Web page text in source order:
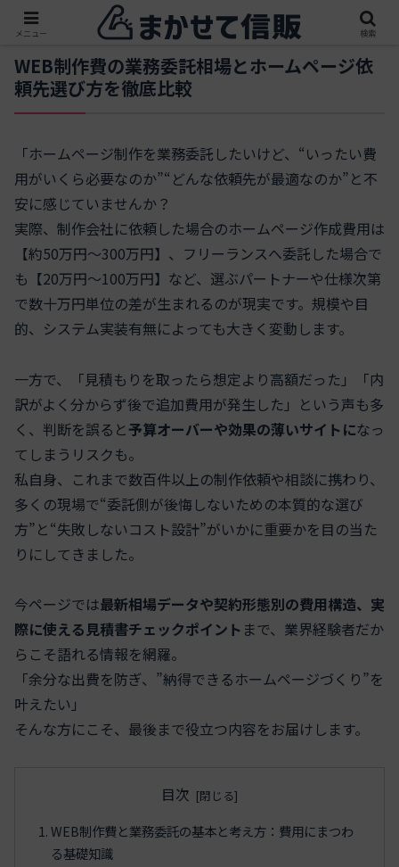
WEB制作費の業務委託相場とホームページ依
頼先選び方を徹底比較
「ホームページ制作を業務委託したいけど、“いったい費
用がいくら必要なのか”“どんな依頼先が最適なのか”と不
安に感じていませんか？
実際、制作会社に依頼した場合のホームページ作成費用は
【約50万円～300万円】、フリーランスへ委託した場合で
も【20万円～100万円】など、選ぶパートナーや仕様次第
で数十万円単位の差が生まれるのが現実です。規模や目
的、システム実装有無によっても大きく変動します。
一方で、「見積もりを取ったら想定より高額だった」「内
訳がよく分からず後で追加費用が発生した」という声も多
く、判断を誤ると予算オーバーや効果の薄いサイトになっ
てしまうリスクも。
私自身、これまで数百件以上の制作依頼や相談に携わり、
多くの現場で“委託側が後悔しないための本質的な選び
方”と“失敗しないコスト設計”がいかに重要かを目の当た
りにしてきました。
今ページでは最新相場データや契約形態別の費用構造、実
際に使える見積書チェックポイント まで、業界経験者だか
らこそ語れる情報を網羅。
「余分な出費を防ぎ、”納得できるホームページづくり”を
叶えたい」
そんな方にこそ、最後まで役立つ内容をお届けします。
目次
WEB制作費と業務委託の基本と考え方：費用にまつわ
る基礎知識
メニュー 検索